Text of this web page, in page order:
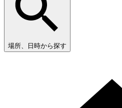
場所、日時から探す